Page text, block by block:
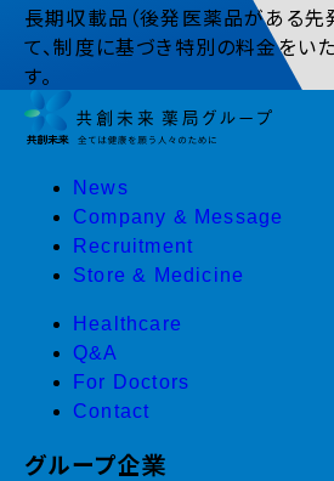
長期収載品（後発医薬品がある先
て、制度に基づき特別の料金をい
す。
News
Company & Message
Recruitment
Store & Medicine
Healthcare
Q&A
For Doctors
Contact
グループ企業